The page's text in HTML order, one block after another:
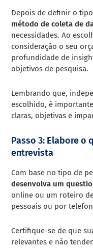
Depois de definir o
método de coleta de
necessidades. Ao
consideração o seu
profundidade de
objetivos de pesquisa.
Lembrando que,
escolhido, é
claras, objetivas e
Passo 3: Elabore
entrevista
Com base no tipo de
desenvolva um
online ou um roteiro
pessoais ou por
Certifique-se de que
relevantes e não